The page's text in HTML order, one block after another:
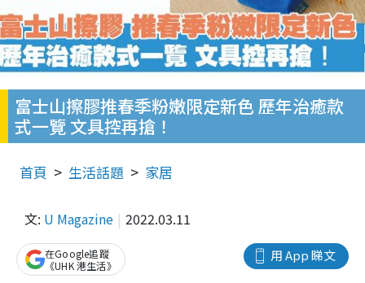
富士山擦膠推春季粉嫩限定新色 歷年治癒款
式一覽 文具控再搶！
首頁 生活話題 家居
文: U Magazine 2022.03.11
用 App 睇文
在Google追蹤
《UHK 港生活》